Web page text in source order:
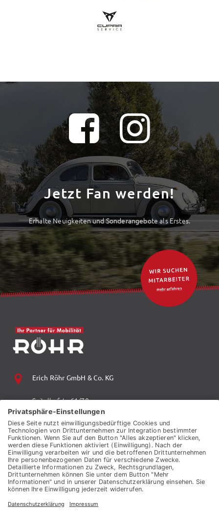
Jetzt Fan werden!
Erhalte Neuigkeiten und Sonderangebote als Erstes.
Erich Röhr GmbH & Co. KG
Spitalhofstr. 61/70
94032 Passau
+49 (0) 851 70 06 0
+49 (0) 851 70 06 149
vzp.info@auto-roehr.de